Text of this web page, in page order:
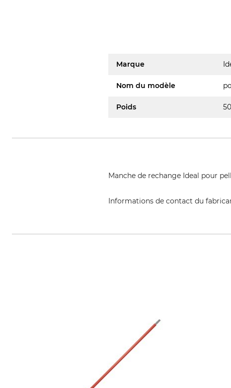
Marque
Nom du modèle
Poids
Manche de rechange Ideal pour
Informations de contact du